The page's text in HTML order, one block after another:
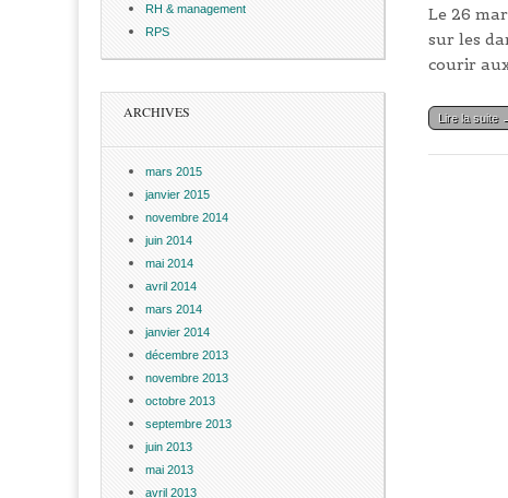
RH & management
RPS
ARCHIVES
mars 2015
janvier 2015
novembre 2014
juin 2014
mai 2014
avril 2014
mars 2014
janvier 2014
décembre 2013
novembre 2013
octobre 2013
septembre 2013
juin 2013
mai 2013
avril 2013
Le 26
sur les
courir
Lire la suite